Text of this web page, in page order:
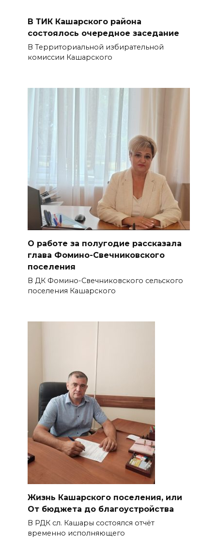
В ТИК Кашарского района
состоялось очередное заседание
В Территориальной избирательной
комиссии Кашарского
О работе за полугодие рассказала
глава Фомино-Свечниковского
поселения
В ДК Фомино-Свечниковского сельского
поселения Кашарского
Жизнь Кашарского поселения, или
От бюджета до благоустройства
В РДК сл. Кашары состоялся отчёт
временно исполняющего